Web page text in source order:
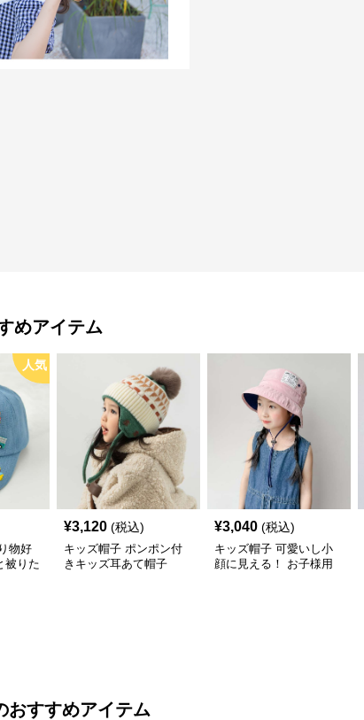
めアイテム
人気
物好
被りた
¥3,120 (税込)
キッズ帽子 ポンポン付
きキッズ耳あて帽子
¥3,040 (税込)
キッズ帽子 可愛いし小
顔に見える！ お子様用
おすすめアイテム